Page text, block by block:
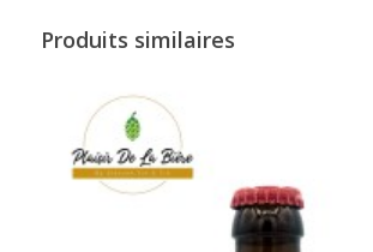
Produits similaires